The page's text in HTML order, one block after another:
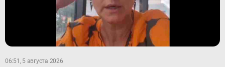
06:51, 5 августа 2026